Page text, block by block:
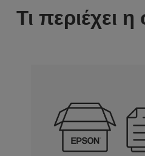
Τι περιέχει